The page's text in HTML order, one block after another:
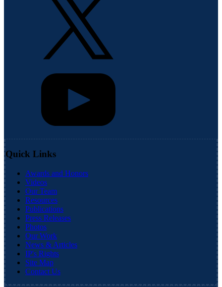
Quick Links
Awards and Honors
Videos
Our Team
Resources
Publications
Press Releases
Photos
Our Work
News & Articles
IP's Rights
Site Map
Contact Us